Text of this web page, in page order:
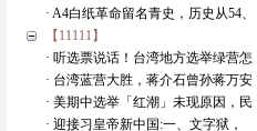
· A4白纸革命留名青史，历史从54、
【11111】
· 听选票说话！台湾地方选举绿营怎
· 台湾蓝营大胜，蒋介石曾孙蒋万安
· 美期中选举「红潮」未现原因，民
· 迎接习皇帝新中国:一、文字狱，